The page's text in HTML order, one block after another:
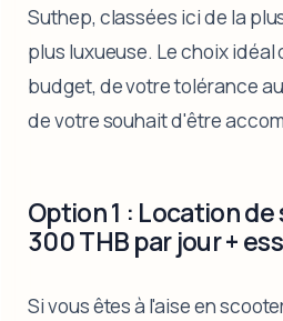
Suthep, classées ici de la
plus luxueuse. Le choix
budget, de votre tolérance
de votre souhait d'être
Option 1 : Location
300 THB par jour +
Si vous êtes à l'aise en